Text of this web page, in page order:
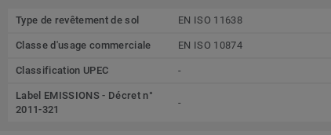
Type de revêtement de sol EN ISO 11638
Classe d'usage commerciale EN ISO 10874
Classification UPEC -
Label EMISSIONS - Décret n°
2011-321
-